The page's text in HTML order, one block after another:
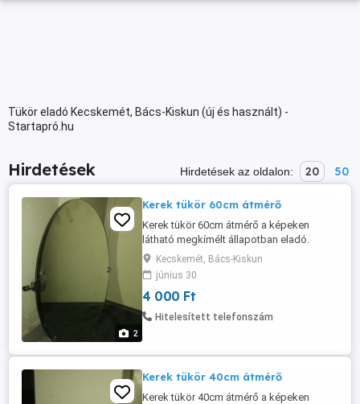
Tükör eladó Kecskemét, Bács-Kiskun (új és használt) -
Startapró.hu
Hirdetések Hirdetések az oldalon: 20 50
2
Kerek tükör 60cm átmérő
Kerek tükör 60cm átmérő a képeken
látható megkímélt állapotban eladó.
Kecskemét, Bács-Kiskun
június 30
4 000 Ft
Hitelesített telefonszám
Kerek tükör 40cm átmérő
Kerek tükör 40cm átmérő a képeken